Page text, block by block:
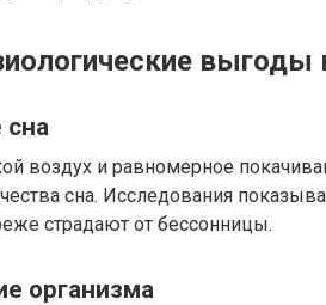
выгоды
сна
воздух и равномерное
сна. Исследования
страдают от бессонницы.
организма